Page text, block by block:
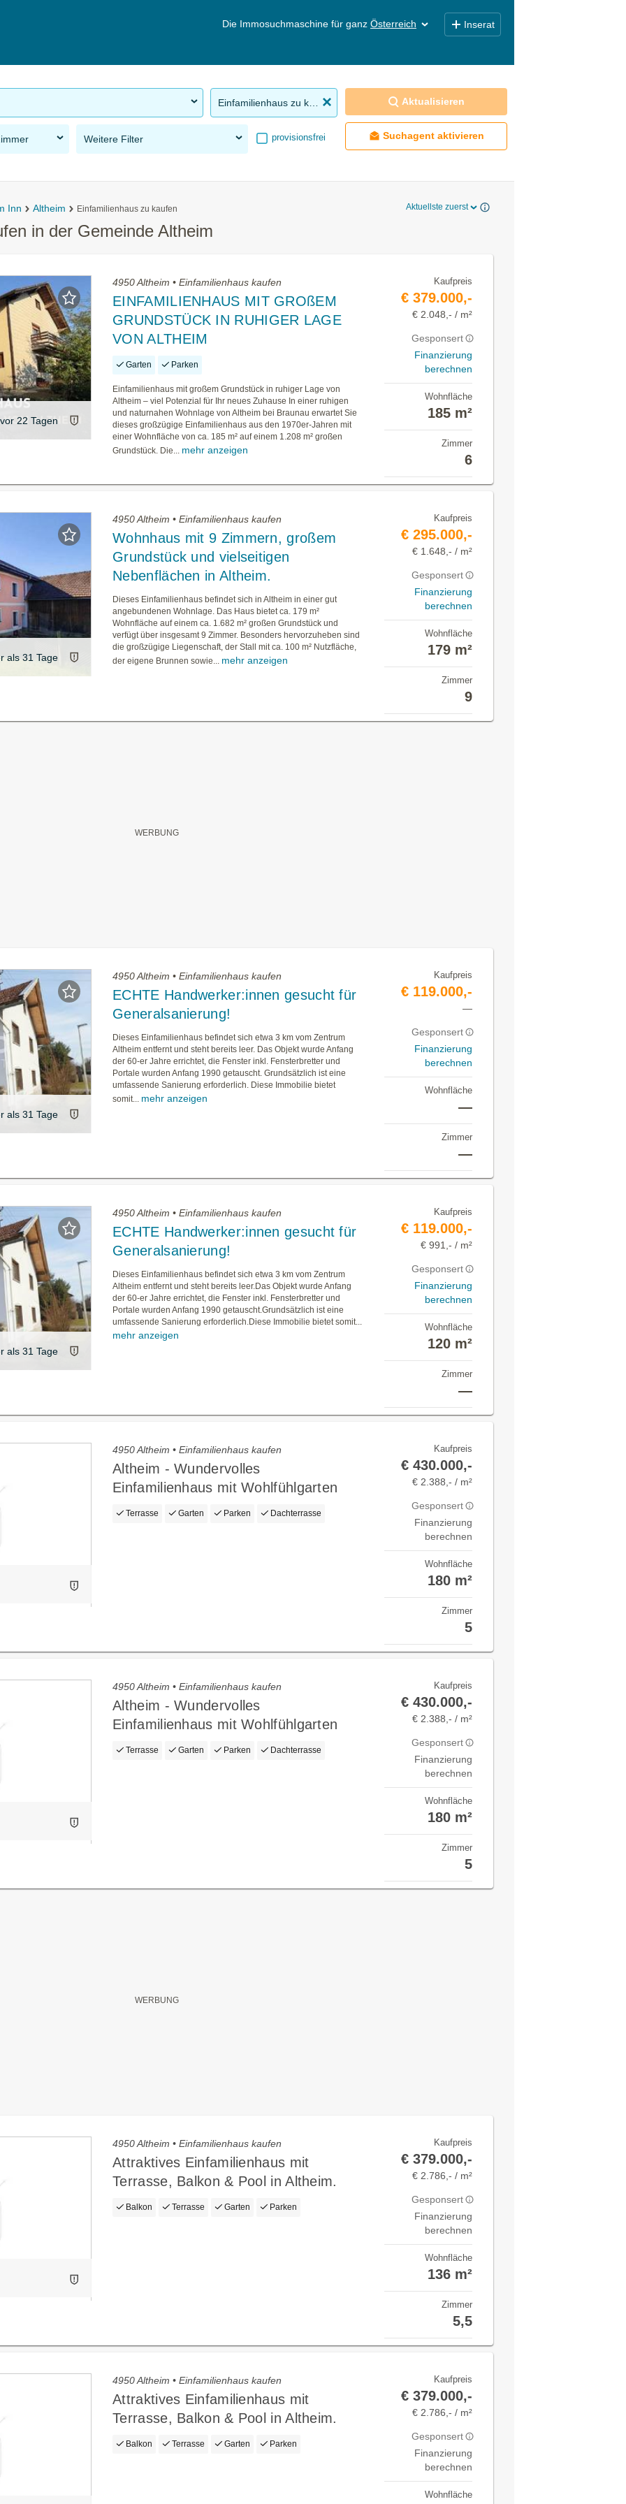
Die Immosuchmaschine für ganz Österreich Inserat
Weitere Filter provisionsfrei
Aktualisieren
Suchagent aktivieren
Inn Altheim Einfamilienhaus zu kaufen Aktuellste zuerst
in der Gemeinde Altheim
vor 22 Tagen
4950 Altheim • Einfamilienhaus kaufen
EINFAMILIENHAUS MIT GROßEM
GRUNDSTÜCK IN RUHIGER LAGE
VON ALTHEIM
Garten Parken
Einfamilienhaus mit großem Grundstück in ruhiger Lage von
Altheim – viel Potenzial für Ihr neues Zuhause In einer ruhigen
und naturnahen Wohnlage von Altheim bei Braunau erwartet Sie
dieses großzügige Einfamilienhaus aus den 1970er-Jahren mit
einer Wohnfläche von ca. 185 m² auf einem 1.208 m² großen
Grundstück. Die... mehr anzeigen
Kaufpreis
€ 379.000,-
€ 2.048,- / m²
Gesponsert
Finanzierung
berechnen
Wohnfläche
185 m²
Zimmer
6
als 31 Tage
4950 Altheim • Einfamilienhaus kaufen
Wohnhaus mit 9 Zimmern, großem
Grundstück und vielseitigen
Nebenflächen in Altheim.
Dieses Einfamilienhaus befindet sich in Altheim in einer gut
angebundenen Wohnlage. Das Haus bietet ca. 179 m²
Wohnfläche auf einem ca. 1.682 m² großen Grundstück und
verfügt über insgesamt 9 Zimmer. Besonders hervorzuheben sind
die großzügige Liegenschaft, der Stall mit ca. 100 m² Nutzfläche,
der eigene Brunnen sowie... mehr anzeigen
Kaufpreis
€ 295.000,-
€ 1.648,- / m²
Gesponsert
Finanzierung
berechnen
Wohnfläche
179 m²
Zimmer
9
als 31 Tage
4950 Altheim • Einfamilienhaus kaufen
ECHTE Handwerker:innen gesucht für
Generalsanierung!
Dieses Einfamilienhaus befindet sich etwa 3 km vom Zentrum
Altheim entfernt und steht bereits leer. Das Objekt wurde Anfang
der 60-er Jahre errichtet, die Fenster inkl. Fensterbretter und
Portale wurden Anfang 1990 getauscht. Grundsätzlich ist eine
umfassende Sanierung erforderlich. Diese Immobilie bietet
somit... mehr anzeigen
Kaufpreis
€ 119.000,-
—
Gesponsert
Finanzierung
berechnen
Wohnfläche
—
Zimmer
—
als 31 Tage
4950 Altheim • Einfamilienhaus kaufen
ECHTE Handwerker:innen gesucht für
Generalsanierung!
Dieses Einfamilienhaus befindet sich etwa 3 km vom Zentrum
Altheim entfernt und steht bereits leer.Das Objekt wurde Anfang
der 60-er Jahre errichtet, die Fenster inkl. Fensterbretter und
Portale wurden Anfang 1990 getauscht.Grundsätzlich ist eine
umfassende Sanierung erforderlich.Diese Immobilie bietet somit...
mehr anzeigen
Kaufpreis
€ 119.000,-
€ 991,- / m²
Gesponsert
Finanzierung
berechnen
Wohnfläche
120 m²
Zimmer
—
4950 Altheim • Einfamilienhaus kaufen
Altheim - Wundervolles
Einfamilienhaus mit Wohlfühlgarten
Terrasse Garten Parken Dachterrasse
Kaufpreis
€ 430.000,-
€ 2.388,- / m²
Gesponsert
Finanzierung
berechnen
Wohnfläche
180 m²
Zimmer
5
4950 Altheim • Einfamilienhaus kaufen
Altheim - Wundervolles
Einfamilienhaus mit Wohlfühlgarten
Terrasse Garten Parken Dachterrasse
Kaufpreis
€ 430.000,-
€ 2.388,- / m²
Gesponsert
Finanzierung
berechnen
Wohnfläche
180 m²
Zimmer
5
4950 Altheim • Einfamilienhaus kaufen
Attraktives Einfamilienhaus mit
Terrasse, Balkon & Pool in Altheim.
Balkon Terrasse Garten Parken
Kaufpreis
€ 379.000,-
€ 2.786,- / m²
Gesponsert
Finanzierung
berechnen
Wohnfläche
136 m²
Zimmer
5,5
4950 Altheim • Einfamilienhaus kaufen
Attraktives Einfamilienhaus mit
Terrasse, Balkon & Pool in Altheim.
Balkon Terrasse Garten Parken
Kaufpreis
€ 379.000,-
€ 2.786,- / m²
Gesponsert
Finanzierung
berechnen
Wohnfläche